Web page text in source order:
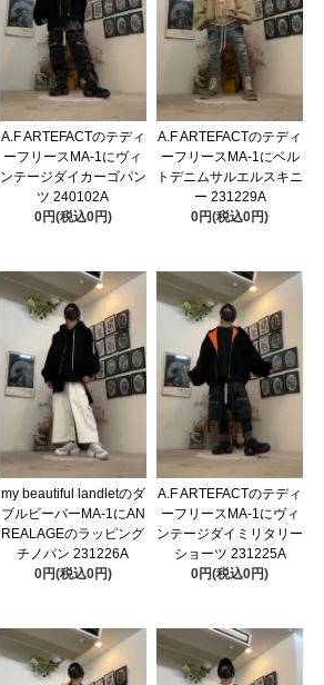
A.F ARTEFACTのテディ
ーフリースMA-1にヴィ
ンテージダイカーゴパン
ツ 240102A
0円(税込0円)
A.F ARTEFACTのテディ
ーフリースMA-1にベル
トデニムサルエルスキニ
ー 231229A
0円(税込0円)
my beautiful landletのダ
ブルビーバーMA-1にAN
REALAGEのラッピング
チノパン 231226A
0円(税込0円)
A.F ARTEFACTのテディ
ーフリースMA-1にヴィ
ンテージダイミリタリー
ショーツ 231225A
0円(税込0円)